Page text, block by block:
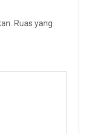
Ruas yang